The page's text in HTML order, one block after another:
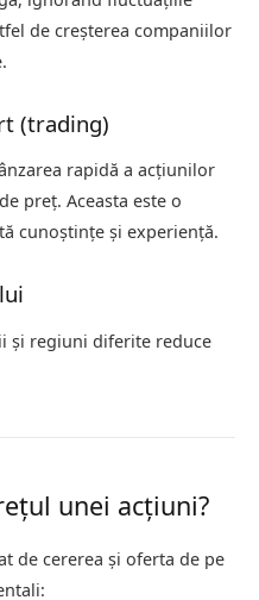
de creșterea companiilor
(trading)
rapidă a acțiunilor
preț. Aceasta este o
cunoștințe și experiență.
și regiuni diferite reduce
unei acțiuni?
de cererea și oferta de pe